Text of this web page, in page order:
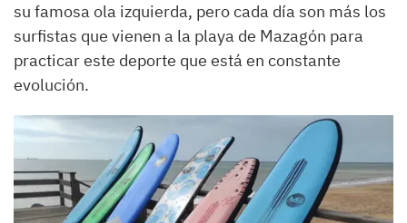
su famosa ola izquierda, pero cada día son más los
surfistas que vienen a la playa de Mazagón para
practicar este deporte que está en constante
evolución.